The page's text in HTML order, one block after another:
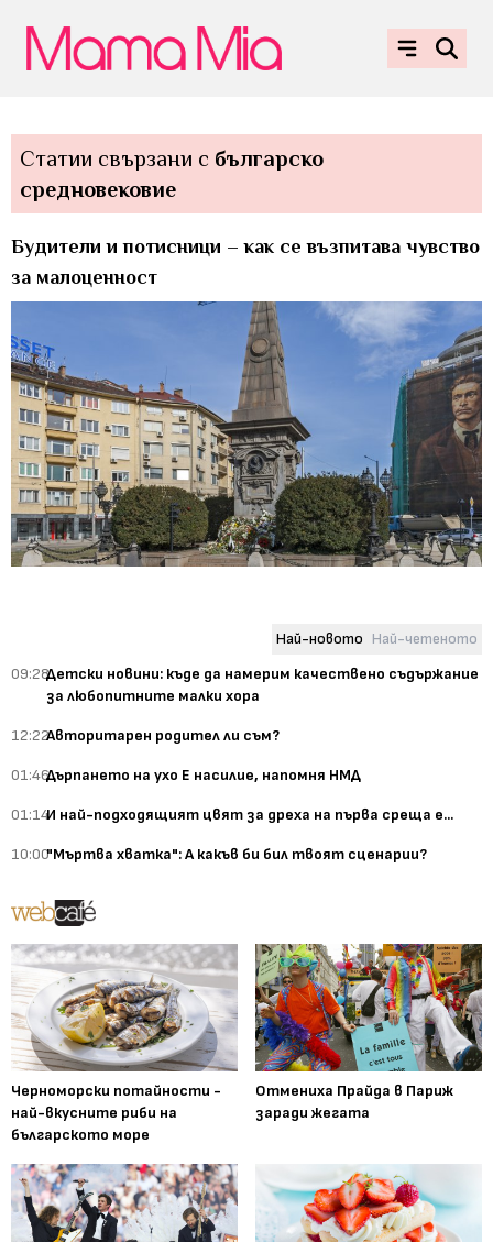
Статии свързани с българско
средновековие
Будители и потисници – как се възпитава чувство
за малоценност
Най-новото Най-четеното
09:28Детски новини: къде да намерим качествено съдържание
за любопитните малки хора
12:22Авторитарен родител ли съм?
01:46Дърпането на ухо Е насилие, напомня НМД
01:14И най-подходящият цвят за дреха на първа среща е...
10:00"Мъртва хватка": А какъв би бил твоят сценарии?
Черноморски потайности -
най-вкусните риби на
българското море
Отмениха Прайда в Париж
заради жегата